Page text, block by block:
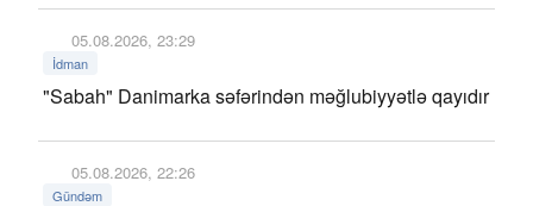
05.08.2026, 23:29
İdman
"Sabah" Danimarka səfərindən məğlubiyyətlə qayıdır
05.08.2026, 22:26
Gündəm